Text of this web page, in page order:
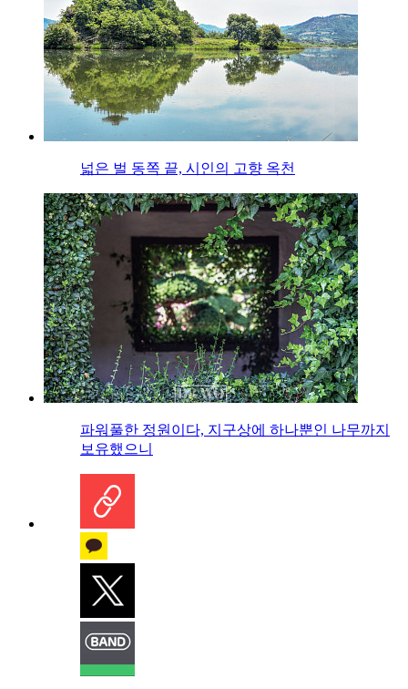
넓은 벌 동쪽 끝, 시인의 고향 옥천
파워풀한 정원이다, 지구상에 하나뿐인 나무까지
보유했으니